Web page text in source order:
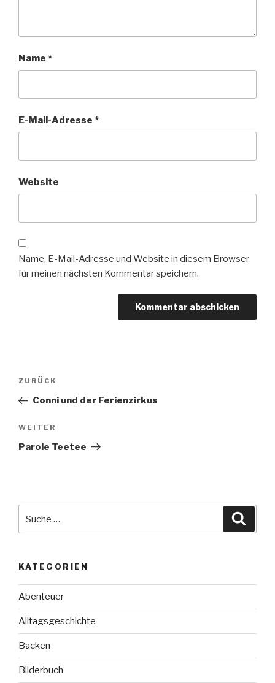
Name *
E-Mail-Adresse *
Website
Name, E-Mail-Adresse und Website in diesem Browser
für meinen nächsten Kommentar speichern.
Beitragsnavigation
Vorheriger
Beitrag
ZURÜCK
Conni und der Ferienzirkus
Nächster
Beitrag
WEITER
Parole Teetee
nach:
KATEGORIEN
Abenteuer
Alltagsgeschichte
Backen
Bilderbuch